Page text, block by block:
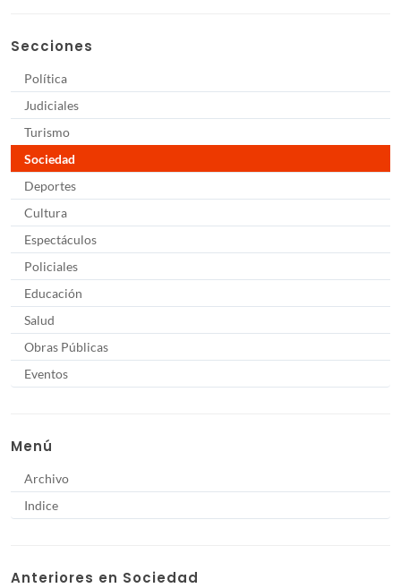
Secciones
Política
Judiciales
Turismo
Sociedad
Deportes
Cultura
Espectáculos
Policiales
Educación
Salud
Obras Públicas
Eventos
Menú
Archivo
Indice
Anteriores en Sociedad